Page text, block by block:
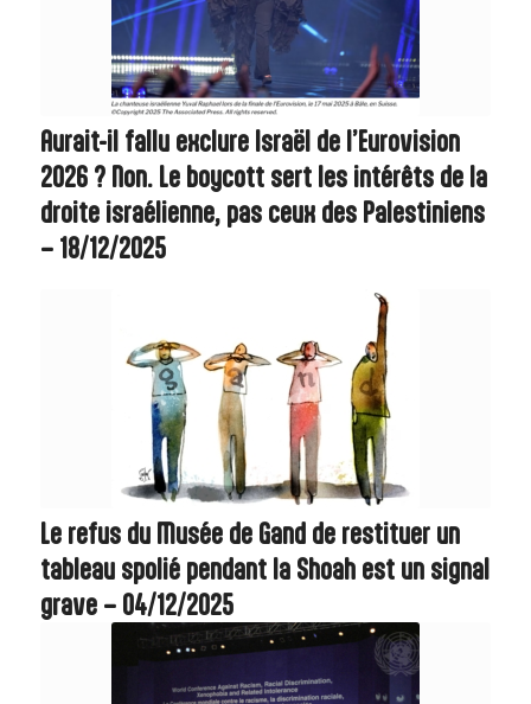
Aurait-il fallu exclure Israël de l’Eurovision
2026 ? Non. Le boycott sert les intérêts de la
droite israélienne, pas ceux des Palestiniens
– 18/12/2025
Le refus du Musée de Gand de restituer un
tableau spolié pendant la Shoah est un signal
grave – 04/12/2025